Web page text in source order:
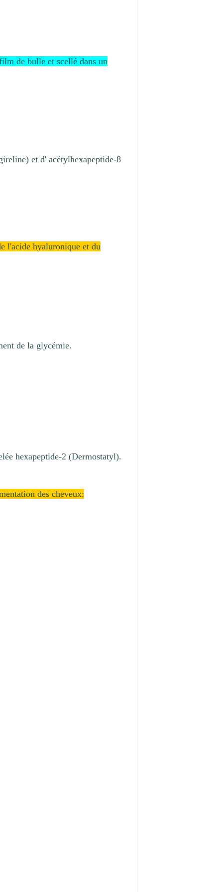
de bulle et scellé dans un
et d' acétylhexapeptide-8
l'acide hyaluronique et du
de la glycémie.
hexapeptide-2 (Dermostatyl).
des cheveux: